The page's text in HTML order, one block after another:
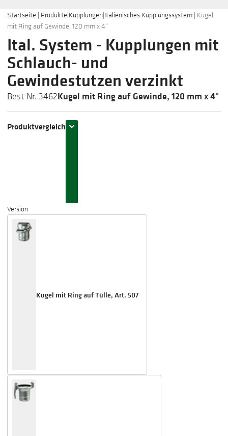
Startseite | Produkte|Kupplungen|Italienisches Kupplungssystem | Kugel
mit Ring auf Gewinde, 120 mm x 4"
Ital. System - Kupplungen mit
Schlauch- und
Gewindestutzen verzinkt
Best Nr. 3462Kugel mit Ring auf Gewinde, 120 mm x 4"
Produktvergleich
Version
Kugel mit Ring auf Tülle, Art. 507